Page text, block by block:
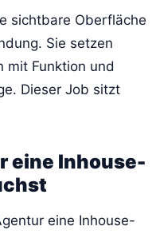
sichtbare Oberfläche
Sie setzen
mit Funktion und
Dieser Job sitzt
eine Inhouse-
eine Inhouse-